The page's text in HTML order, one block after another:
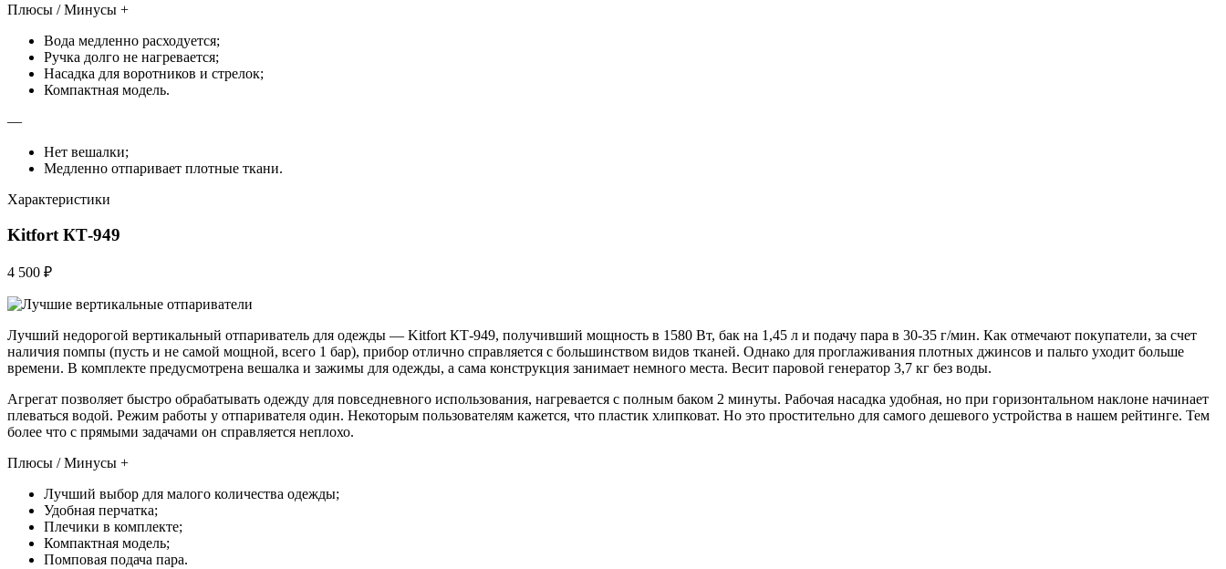
Плюсы / Минусы +
Вода медленно расходуется;
Ручка долго не нагревается;
Насадка для воротников и стрелок;
Компактная модель.
—
Нет вешалки;
Медленно отпаривает плотные ткани.
Характеристики
Kitfort КТ-949
4 500 ₽
Лучший недорогой вертикальный отпариватель для одежды — Kitfort КТ-949, получивший мощность в 1580 Вт, бак на 1,45 л и подачу пара в 30-35 г/мин. Как отмечают покупатели, за счет
наличия помпы (пусть и не самой мощной, всего 1 бар), прибор отлично справляется с большинством видов тканей. Однако для проглаживания плотных джинсов и пальто уходит больше
времени. В комплекте предусмотрена вешалка и зажимы для одежды, а сама конструкция занимает немного места. Весит паровой генератор 3,7 кг без воды.
Агрегат позволяет быстро обрабатывать одежду для повседневного использования, нагревается с полным баком 2 минуты. Рабочая насадка удобная, но при горизонтальном наклоне начинает
плеваться водой. Режим работы у отпаривателя один. Некоторым пользователям кажется, что пластик хлипковат. Но это простительно для самого дешевого устройства в нашем рейтинге. Тем
более что с прямыми задачами он справляется неплохо.
Плюсы / Минусы +
Лучший выбор для малого количества одежды;
Удобная перчатка;
Плечики в комплекте;
Компактная модель;
Помповая подача пара.